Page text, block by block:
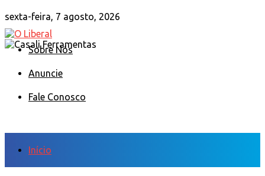
sexta-feira, 7 agosto, 2026
Sobre Nós
Anuncie
Fale Conosco
Início